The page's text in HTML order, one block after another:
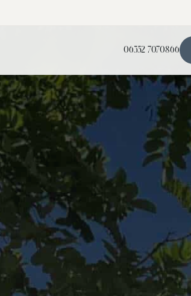
06352 7070866